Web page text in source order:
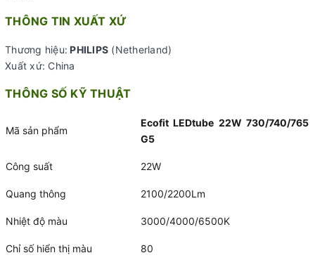
THÔNG TIN XUẤT XỨ
Thương hiệu: PHILIPS (Netherland)
Xuất xứ: China
THÔNG SỐ KỸ THUẬT
Mã sản phẩm
Ecofit LEDtube 22W 730/740/765
G5
Công suất 22W
Quang thông 2100/2200Lm
Nhiệt độ màu 3000/4000/6500K
Chỉ số hiển thị màu 80